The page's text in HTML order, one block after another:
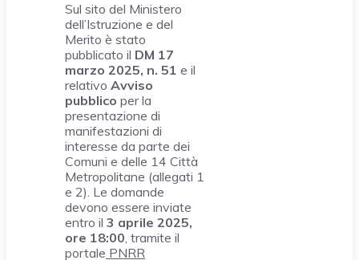
Sul sito del Ministero
dell’Istruzione e del
Merito è stato
pubblicato il DM 17
marzo 2025, n. 51 e il
relativo Avviso
pubblico per la
presentazione di
manifestazioni di
interesse da parte dei
Comuni e delle 14 Città
Metropolitane (allegati 1
e 2). Le domande
devono essere inviate
entro il 3 aprile 2025,
ore 18:00, tramite il
portale PNRR